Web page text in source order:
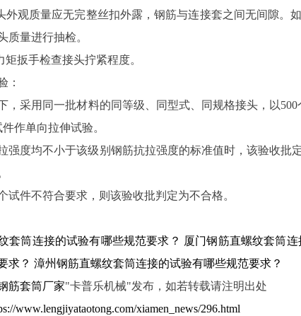
外观质量应无完整丝扣外露，钢筋与连接套之间无间隙
质量进行抽检。
矩扳手检查接头拧紧程度。
：
，采用同一批材料的同等级、同型式、同规格接头，以
作单向拉伸试验。
强度均不小于该级别钢筋抗拉强度的标准值时，该验收批
试件不符合要求，则该验收批判定为不合格。
套筒连接的试验有哪些规范要求？ 厦门钢筋直螺纹套筒
求？ 漳州钢筋直螺纹套筒连接的试验有哪些规范要求？
筋套筒厂家"卡普乐机械"发布，如若转载请注明出处
www.lengjiyataotong.com/xiamen_news/296.html